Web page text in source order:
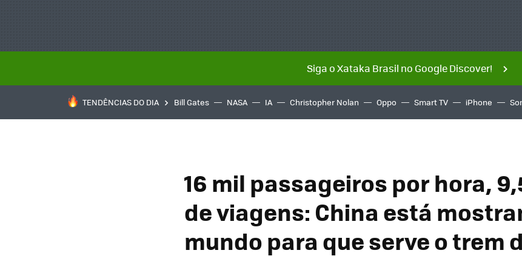
Siga o Xataka Brasil no Google Discover!
TENDÊNCIAS DO DIA Bill Gates NASA IA Christopher Nolan Oppo Smart TV iPhone
16 mil passageiros por hora,
de viagens: China está
mundo para que serve o trem